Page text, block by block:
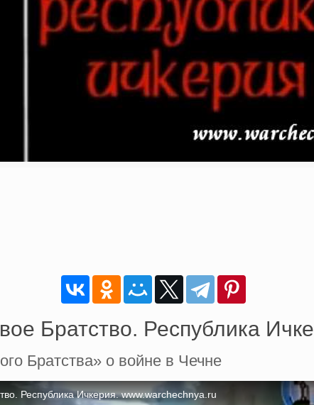
Братство. Республика
Братства» о войне в Чечне